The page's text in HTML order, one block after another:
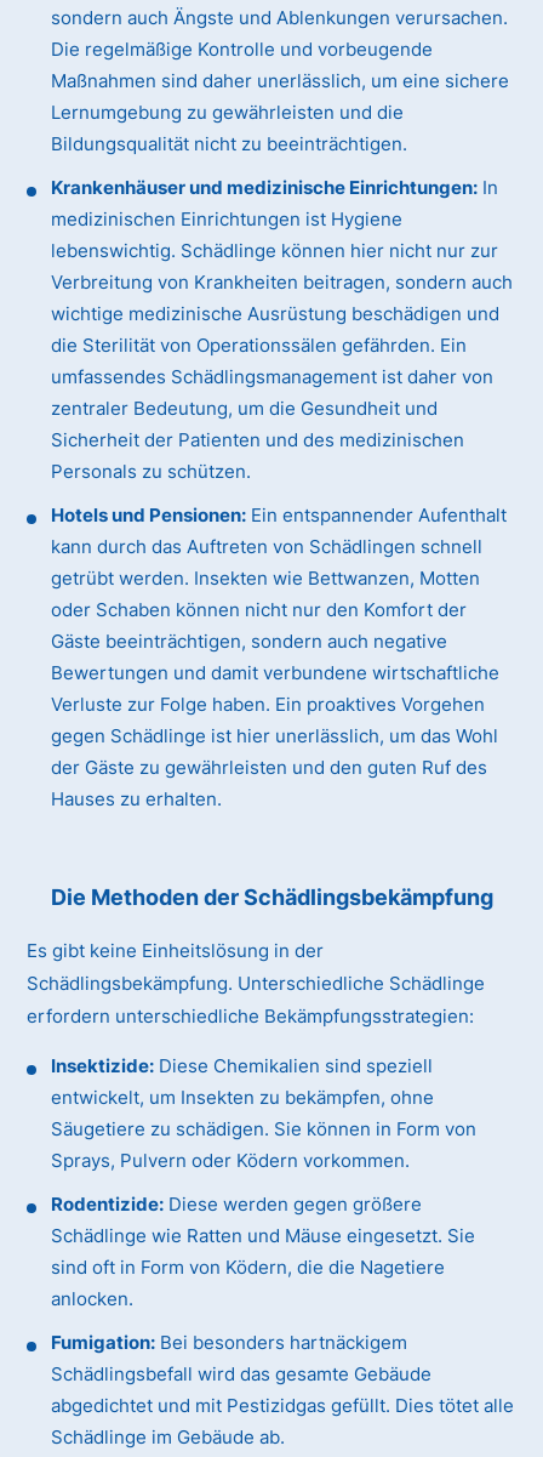
sondern auch Ängste und Ablenkungen verursachen.
Die regelmäßige Kontrolle und vorbeugende
Maßnahmen sind daher unerlässlich, um eine sichere
Lernumgebung zu gewährleisten und die
Bildungsqualität nicht zu beeinträchtigen.
Krankenhäuser und medizinische Einrichtungen: In
medizinischen Einrichtungen ist Hygiene
lebenswichtig. Schädlinge können hier nicht nur zur
Verbreitung von Krankheiten beitragen, sondern auch
wichtige medizinische Ausrüstung beschädigen und
die Sterilität von Operationssälen gefährden. Ein
umfassendes Schädlingsmanagement ist daher von
zentraler Bedeutung, um die Gesundheit und
Sicherheit der Patienten und des medizinischen
Personals zu schützen.
Hotels und Pensionen: Ein entspannender Aufenthalt
kann durch das Auftreten von Schädlingen schnell
getrübt werden. Insekten wie Bettwanzen, Motten
oder Schaben können nicht nur den Komfort der
Gäste beeinträchtigen, sondern auch negative
Bewertungen und damit verbundene wirtschaftliche
Verluste zur Folge haben. Ein proaktives Vorgehen
gegen Schädlinge ist hier unerlässlich, um das Wohl
der Gäste zu gewährleisten und den guten Ruf des
Hauses zu erhalten.
Die Methoden der Schädlingsbekämpfung
Es gibt keine Einheitslösung in der
Schädlingsbekämpfung. Unterschiedliche Schädlinge
erfordern unterschiedliche Bekämpfungsstrategien:
Insektizide: Diese Chemikalien sind speziell
entwickelt, um Insekten zu bekämpfen, ohne
Säugetiere zu schädigen. Sie können in Form von
Sprays, Pulvern oder Ködern vorkommen.
Rodentizide: Diese werden gegen größere
Schädlinge wie Ratten und Mäuse eingesetzt. Sie
sind oft in Form von Ködern, die die Nagetiere
anlocken.
Fumigation: Bei besonders hartnäckigem
Schädlingsbefall wird das gesamte Gebäude
abgedichtet und mit Pestizidgas gefüllt. Dies tötet alle
Schädlinge im Gebäude ab.